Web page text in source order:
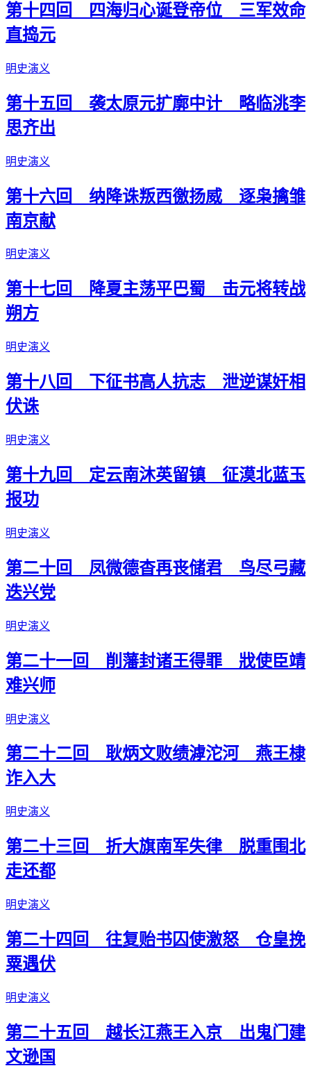
第十四回 四海归心诞登帝位 三军效命
直捣元
明史演义
第十五回 袭太原元扩廓中计 略临洮李
思齐出
明史演义
第十六回 纳降诛叛西徼扬威 逐枭擒雏
南京献
明史演义
第十七回 降夏主荡平巴蜀 击元将转战
朔方
明史演义
第十八回 下征书高人抗志 泄逆谋奸相
伏诛
明史演义
第十九回 定云南沐英留镇 征漠北蓝玉
报功
明史演义
第二十回 凤微德杳再丧储君 鸟尽弓藏
迭兴党
明史演义
第二十一回 削藩封诸王得罪 戕使臣靖
难兴师
明史演义
第二十二回 耿炳文败绩滹沱河 燕王棣
诈入大
明史演义
第二十三回 折大旗南军失律 脱重围北
走还都
明史演义
第二十四回 往复贻书囚使激怒 仓皇挽
粟遇伏
明史演义
第二十五回 越长江燕王入京 出鬼门建
文逊国